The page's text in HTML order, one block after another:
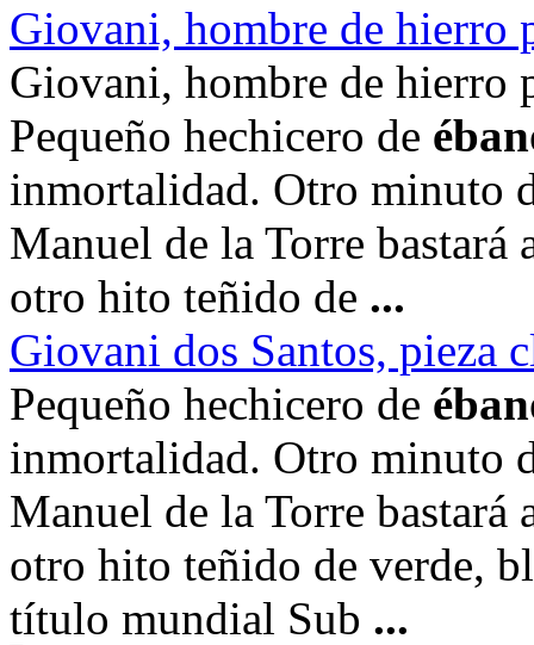
Giovani, hombre de hierro
Giovani, hombre de hierro
Pequeño hechicero de
inmortalidad. Otro minuto
Manuel de la Torre bastará
otro hito teñido de ...
Giovani dos Santos, pieza
Pequeño hechicero de
inmortalidad. Otro minuto
Manuel de la Torre bastará
otro hito teñido de verde,
título mundial Sub ...